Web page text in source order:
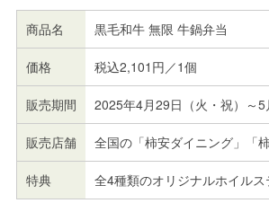
商品名 黒毛和牛 無限 牛鍋弁当
価格 税込2,101円／1個
販売期間 2025年4月29日（火・祝）～5
販売店舗 全国の「柿安ダイニング」「
特典 全4種類のオリジナルホイル